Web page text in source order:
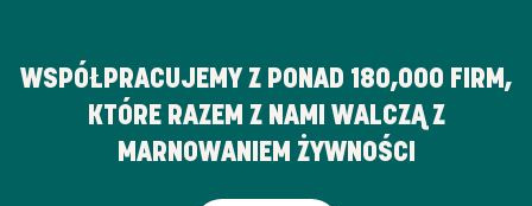
WSPÓŁPRACUJEMY Z PONAD 180,000 FIRM,
KTÓRE RAZEM Z NAMI WALCZĄ Z
MARNOWANIEM ŻYWNOŚCI